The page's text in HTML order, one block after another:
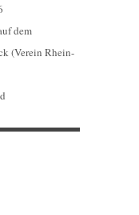
dem
(Verein Rhein-